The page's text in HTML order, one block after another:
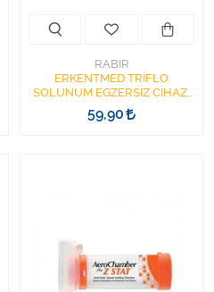
RABIR
ERKENTMED TRİFLO
SOLUNUM EGZERSİZ CİHAZI
RABIR
59,90